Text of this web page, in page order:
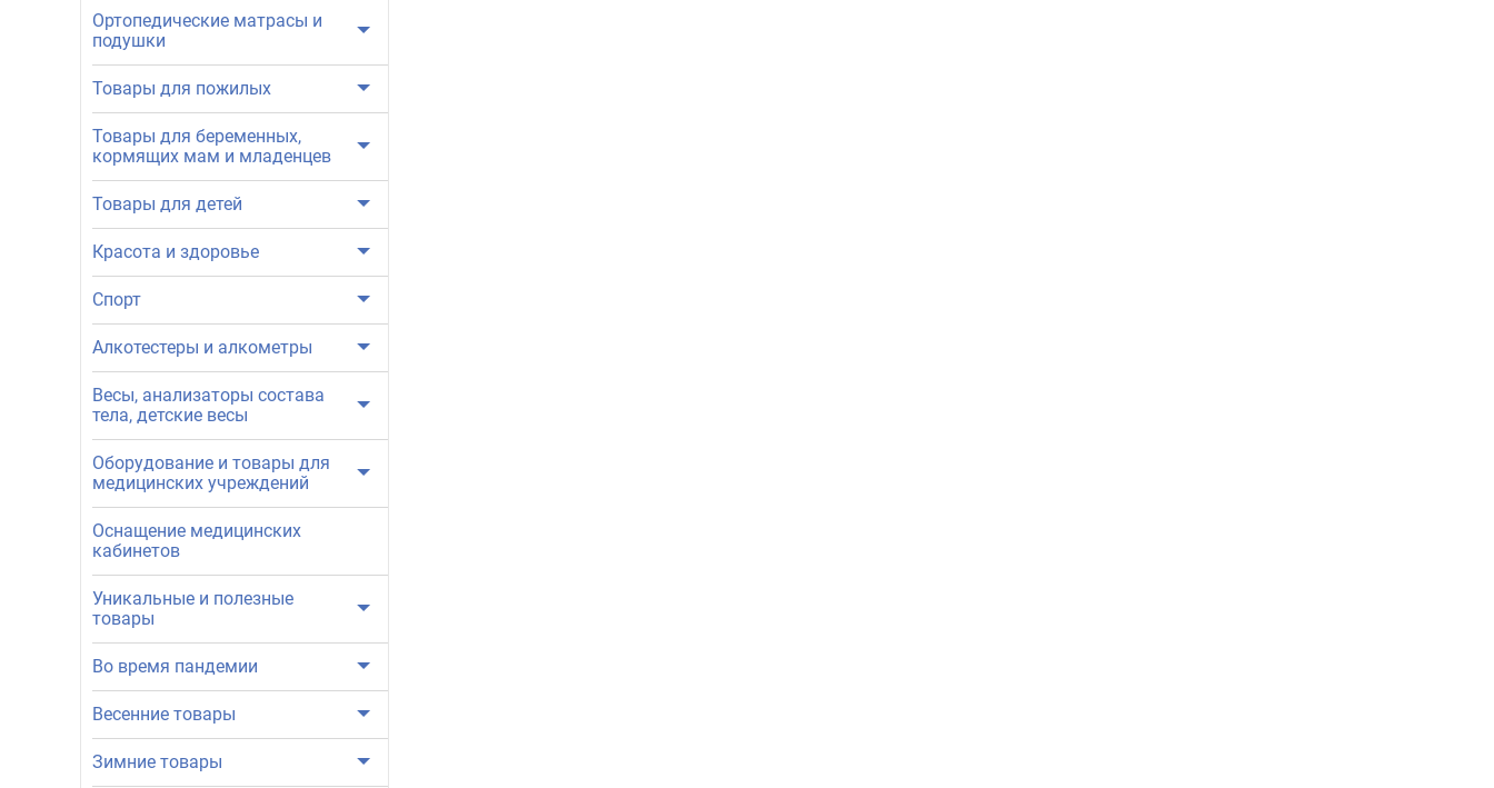
Ортопедические матрасы и
подушки
Товары для пожилых
Товары для беременных,
кормящих мам и младенцев
Товары для детей
Красота и здоровье
Спорт
Алкотестеры и алкометры
Весы, анализаторы состава
тела, детские весы
Оборудование и товары для
медицинских учреждений
Оснащение медицинских
кабинетов
Уникальные и полезные
товары
Во время пандемии
Весенние товары
Зимние товары